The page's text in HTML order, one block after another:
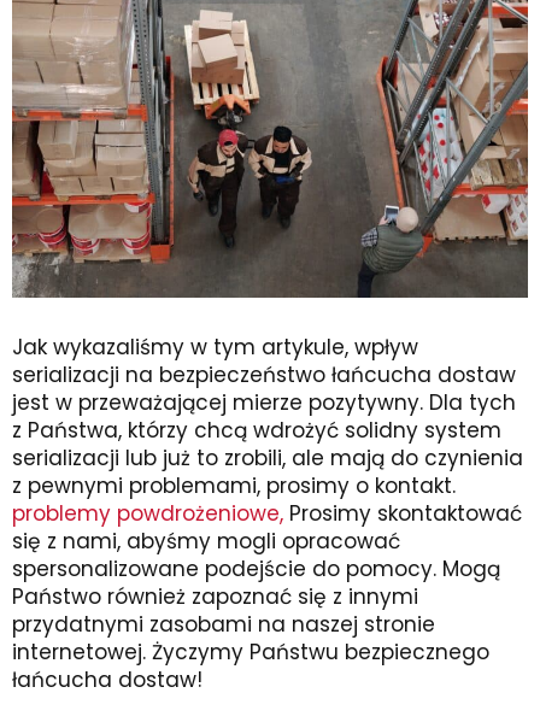
Jak wykazaliśmy w tym artykule, wpływ
serializacji na bezpieczeństwo łańcucha dostaw
jest w przeważającej mierze pozytywny. Dla tych
z Państwa, którzy chcą wdrożyć solidny system
serializacji lub już to zrobili, ale mają do czynienia
z pewnymi problemami, prosimy o kontakt.
problemy powdrożeniowe, Prosimy skontaktować
się z nami, abyśmy mogli opracować
spersonalizowane podejście do pomocy. Mogą
Państwo również zapoznać się z innymi
przydatnymi zasobami na naszej stronie
internetowej. Życzymy Państwu bezpiecznego
łańcucha dostaw!